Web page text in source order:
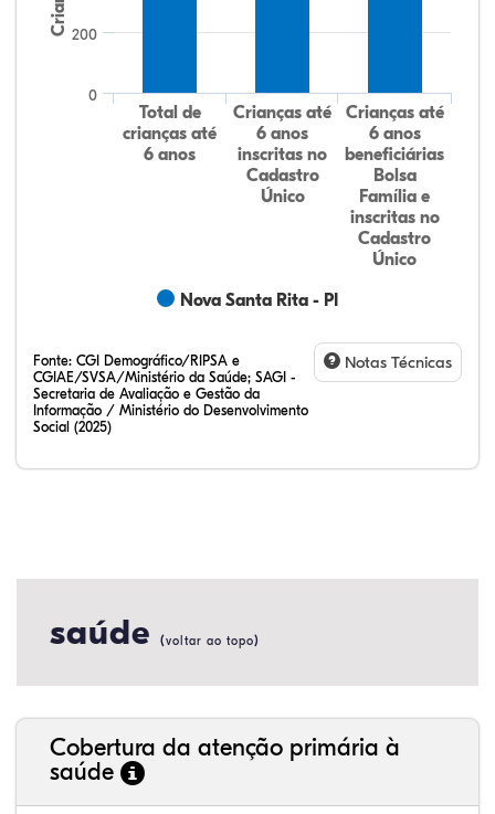
Nova Santa Rita - PI
Total de
crianças até
6 anos
Crianças até
6 anos
inscritas no
Cadastro
Único
Crianças até
6 anos
beneficiárias
Bolsa
Família e
inscritas no
Cadastro
Único
0
200
Fonte: CGI Demográfico/RIPSA e
CGIAE/SVSA/Ministério da Saúde; SAGI -
Secretaria de Avaliação e Gestão da
Informação / Ministério do Desenvolvimento
Social (2025)
Notas Técnicas
saúde (voltar ao topo)
Cobertura da atenção primária à
saúde